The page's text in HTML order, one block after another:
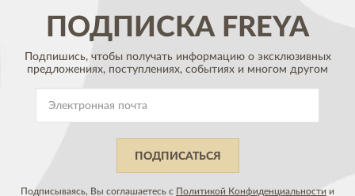
ПОДПИСКАFREYA
Подпишись, чтобы получать информацию о эксклюзивных
предложениях, поступлениях, событиях и многом другом
ПОДПИСАТЬСЯ
Подписываясь, Вы соглашаетесь с Политикой Конфиденциальности и